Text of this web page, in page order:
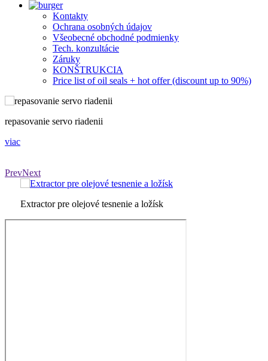
Kontakty
Ochrana osobných údajov
Všeobecné obchodné podmienky
Tech. konzultácie
Záruky
KONŠTRUKCIA
Price list of oil seals + hot offer (discount up to 90%)
repasovanie servo riadenii
viac
PrevNext
Extractor pre olejové tesnenie a ložísk